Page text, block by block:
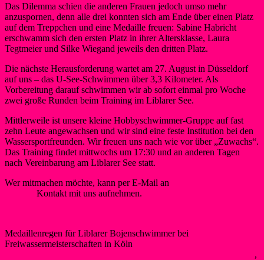
Das Dilemma schien die anderen Frauen jedoch umso mehr
anzuspornen, denn alle drei konnten sich am Ende über einen Platz
auf dem Treppchen und eine Medaille freuen: Sabine Habricht
erschwamm sich den ersten Platz in ihrer Altersklasse, Laura
Tegtmeier und Silke Wiegand jeweils den dritten Platz.
Die nächste Herausforderung wartet am 27. August in Düsseldorf
auf uns – das U-See-Schwimmen über 3,3 Kilometer. Als
Vorbereitung darauf schwimmen wir ab sofort einmal pro Woche
zwei große Runden beim Training im Liblarer See.
Mittlerweile ist unsere kleine Hobbyschwimmer-Gruppe auf fast
zehn Leute angewachsen und wir sind eine feste Institution bei den
Wassersportfreunden. Wir freuen uns nach wie vor über „Zuwachs“.
Das Training findet mittwochs um 17:30 und an anderen Tagen
nach Vereinbarung am Liblarer See statt.
Wer mitmachen möchte, kann per E-Mail an
Kontakt mit uns aufnehmen.
Medaillenregen für Liblarer Bojenschwimmer bei
Freiwassermeisterschaften in Köln
,